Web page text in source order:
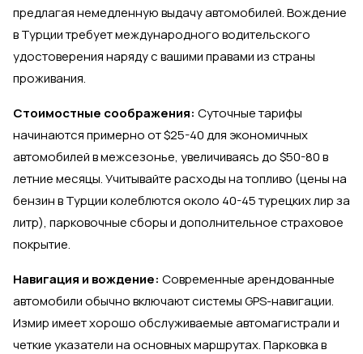
предлагая немедленную выдачу автомобилей. Вождение
в Турции требует международного водительского
удостоверения наряду с вашими правами из страны
проживания.
Стоимостные соображения: Суточные тарифы
начинаются примерно от $25-40 для экономичных
автомобилей в межсезонье, увеличиваясь до $50-80 в
летние месяцы. Учитывайте расходы на топливо (цены на
бензин в Турции колеблются около 40-45 турецких лир за
литр), парковочные сборы и дополнительное страховое
покрытие.
Навигация и вождение: Современные арендованные
автомобили обычно включают системы GPS-навигации.
Измир имеет хорошо обслуживаемые автомагистрали и
четкие указатели на основных маршрутах. Парковка в